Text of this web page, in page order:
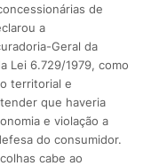
de
a
Geral da
Lei 6.729/1979, como
territorial e
que haveria
e violação a
do consumidor.
cabe ao